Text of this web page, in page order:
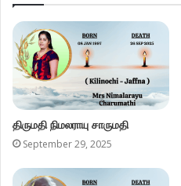
திருமதி நிமலராயு சாருமதி
September 29, 2025